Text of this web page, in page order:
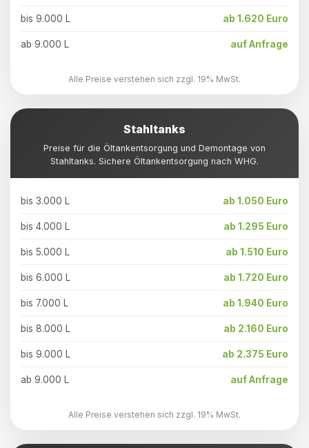
bis 9.000 L ab 1.620 Euro
ab 9.000 L auf Anfrage
Alle Preise verstehen sich zzgl. 19% MwSt.
Stahltanks
Preise für die Öltankentsorgung und Demontage von
Stahltanks. Sichere Öltankentsorgung nach WHG.
bis 3.000 L ab 1.050 Euro
bis 4.000 L ab 1.295 Euro
bis 5.000 L ab 1.510 Euro
bis 6.000 L ab 1.720 Euro
bis 7.000 L ab 1.940 Euro
bis 8.000 L ab 2.160 Euro
bis 9.000 L ab 2.375 Euro
ab 9.000 L auf Anfrage
Alle Preise verstehen sich zzgl. 19% MwSt.